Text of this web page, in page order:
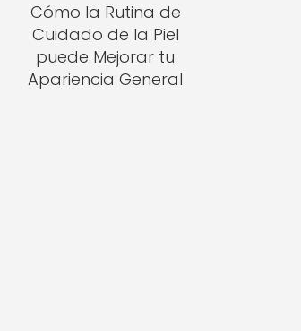
Cómo la Rutina de
Cuidado de la Piel
puede Mejorar tu
Apariencia General